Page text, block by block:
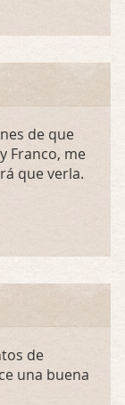
de que
Franco, me
que verla.
de
una buena